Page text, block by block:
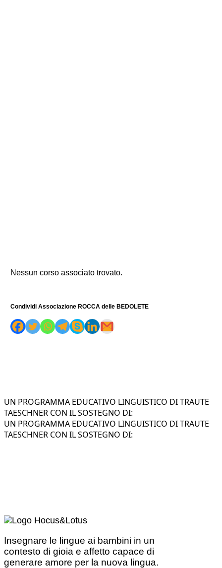
Nessun corso associato trovato.
Condividi Associazione ROCCA delle BEDOLETE
UN PROGRAMMA EDUCATIVO LINGUISTICO DI TRAUTE
TAESCHNER CON IL SOSTEGNO DI:
UN PROGRAMMA EDUCATIVO LINGUISTICO DI TRAUTE
TAESCHNER CON IL SOSTEGNO DI:
Insegnare le lingue ai bambini in un
contesto di gioia e affetto capace di
generare amore per la nuova lingua.